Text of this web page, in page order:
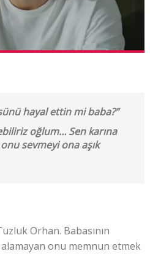
hayal ettin mi baba?”
oğlum… Sen karına
sevmeyi ona aşık
Orhan. Babasının
onu memnun etmek